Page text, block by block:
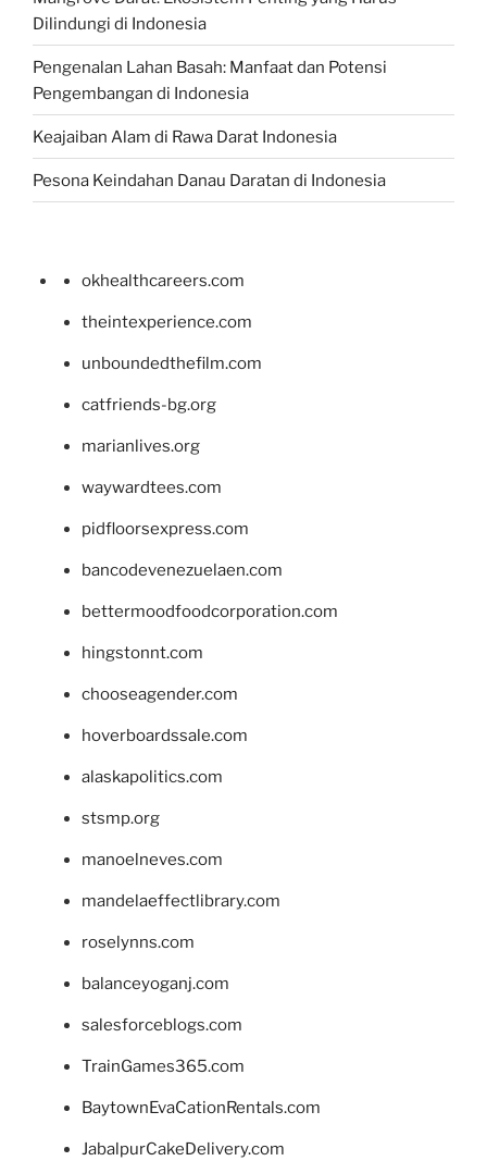
Dilindungi di Indonesia
Pengenalan Lahan Basah: Manfaat dan Potensi
Pengembangan di Indonesia
Keajaiban Alam di Rawa Darat Indonesia
Pesona Keindahan Danau Daratan di Indonesia
okhealthcareers.com
theintexperience.com
unboundedthefilm.com
catfriends-bg.org
marianlives.org
waywardtees.com
pidfloorsexpress.com
bancodevenezuelaen.com
bettermoodfoodcorporation.com
hingstonnt.com
chooseagender.com
hoverboardssale.com
alaskapolitics.com
stsmp.org
manoelneves.com
mandelaeffectlibrary.com
roselynns.com
balanceyoganj.com
salesforceblogs.com
TrainGames365.com
BaytownEvaCationRentals.com
JabalpurCakeDelivery.com